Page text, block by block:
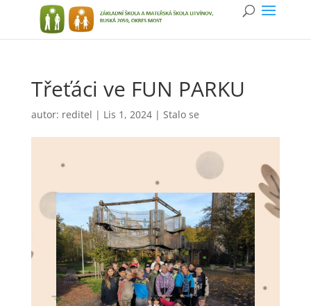
Třeťáci ve FUN PARKU
autor: reditel | Lis 1, 2024| Stalo se